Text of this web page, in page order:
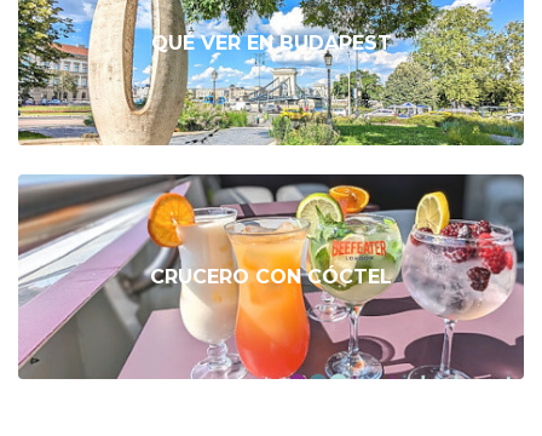
QUÉ VER EN BUDAPEST
CRUCERO CON CÓCTEL